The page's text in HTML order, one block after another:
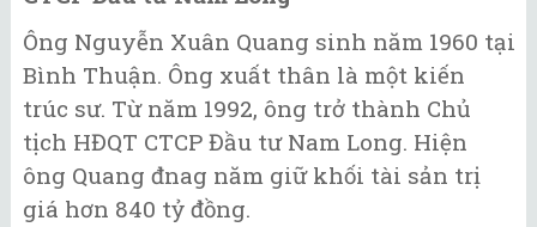
Ông Nguyễn Xuân Quang sinh năm 1960 tại
Bình Thuận. Ông xuất thân là một kiến
trúc sư. Từ năm 1992, ông trở thành Chủ
tịch HĐQT CTCP Đầu tư Nam Long. Hiện
ông Quang đnag năm giữ khối tài sản trị
giá hơn 840 tỷ đồng.